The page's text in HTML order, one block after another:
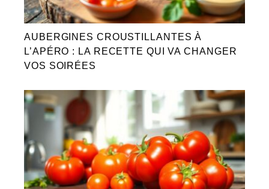
AUBERGINES CROUSTILLANTES À
L’APÉRO : LA RECETTE QUI VA CHANGER
VOS SOIRÉES